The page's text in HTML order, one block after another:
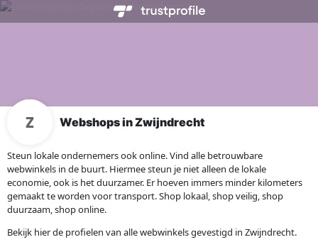
Webshops in Zwijndrecht
Steun lokale ondernemers ook online. Vind alle betrouwbare
webwinkels in de buurt. Hiermee steun je niet alleen de lokale
economie, ook is het duurzamer. Er hoeven immers minder kilometers
gemaakt te worden voor transport. Shop lokaal, shop veilig, shop
duurzaam, shop online.
Bekijk hier de profielen van alle webwinkels gevestigd in Zwijndrecht.